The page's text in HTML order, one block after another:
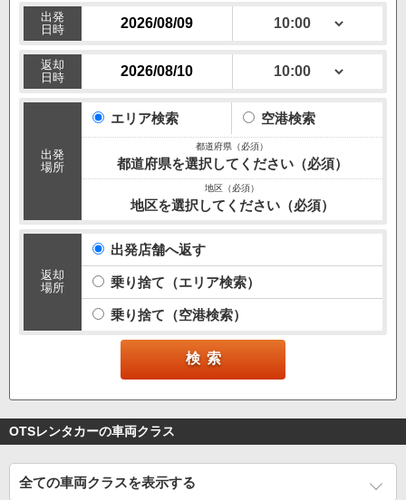
出発
日時
返却
日時
出発
場所
エリア検索 空港検索
都道府県を選択してください（必須）
地区を選択してください（必須）
返却
場所
出発店舗へ返す
乗り捨て（エリア検索）
乗り捨て（空港検索）
OTSレンタカーの車両クラス
全ての車両クラスを表示する